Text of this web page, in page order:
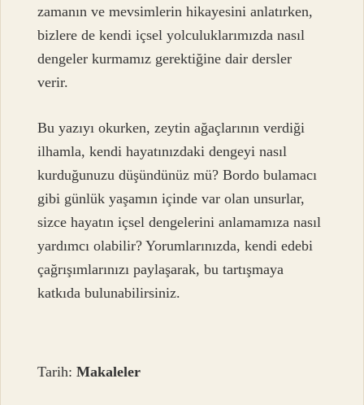
zamanın ve mevsimlerin hikayesini anlatırken,
bizlere de kendi içsel yolculuklarımızda nasıl
dengeler kurmamız gerektiğine dair dersler
verir.
Bu yazıyı okurken, zeytin ağaçlarının verdiği
ilhamla, kendi hayatınızdaki dengeyi nasıl
kurduğunuzu düşündünüz mü? Bordo bulamacı
gibi günlük yaşamın içinde var olan unsurlar,
sizce hayatın içsel dengelerini anlamamıza nasıl
yardımcı olabilir? Yorumlarınızda, kendi edebi
çağrışımlarınızı paylaşarak, bu tartışmaya
katkıda bulunabilirsiniz.
Tarih:Makaleler